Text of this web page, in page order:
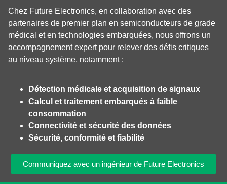
Chez Future Electronics, en collaboration avec des
partenaires de premier plan en semiconducteurs de grade
médical et en technologies embarquées, nous offrons un
accompagnement expert pour relever des défis critiques
au niveau système, notamment :
Détection médicale et acquisition de signaux
Calcul et traitement embarqués à faible
consommation
Connectivité et sécurité des données
Sécurité, conformité et fiabilité
Communiquez avec un ingénieur de Future Electronics